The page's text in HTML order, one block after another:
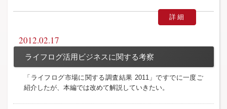
詳細
2012.02.17
ライフログ活用ビジネスに関する考察
「ライフログ市場に関する調査結果 2011」ですでに一度ご
紹介したが、本編では改めて解説していきたい。